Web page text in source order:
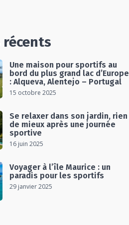
récents
Une maison pour sportifs au
bord du plus grand lac d’Europe
: Alqueva, Alentejo – Portugal
15 octobre 2025
Se relaxer dans son jardin, rien
de mieux après une journée
sportive
16 juin 2025
Voyager à l’île Maurice : un
paradis pour les sportifs
29 janvier 2025